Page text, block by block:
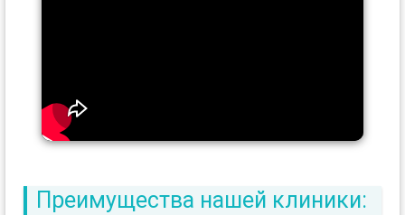
Преимущества нашей клиники: